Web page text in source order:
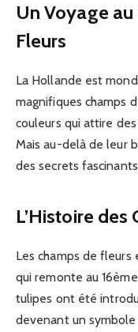
Un Voyage
Fleurs
La Hollande est
magnifiques champs
couleurs qui attire
Mais au-delà de leur
des secrets
L’Histoire des
Les champs de
qui remonte au
tulipes ont été
devenant un